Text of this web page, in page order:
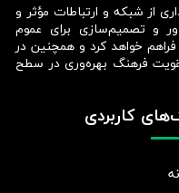
کاربردی
از شبکه و ارتباطات مؤثر و
و تصمیم‌سازی برای عموم
خواهد کرد و همچنین در
فرهنگ بهره‌وری در سطح